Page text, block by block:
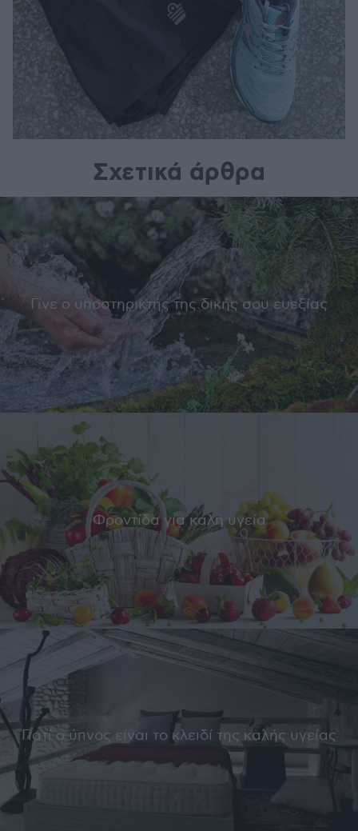
Σχετικά άρθρα
Γίνε ο υποστηρικτής της δικής σου ευεξίας
Φροντίδα για καλή υγεία
Γιατί ο ύπνος είναι το κλειδί της καλής υγείας